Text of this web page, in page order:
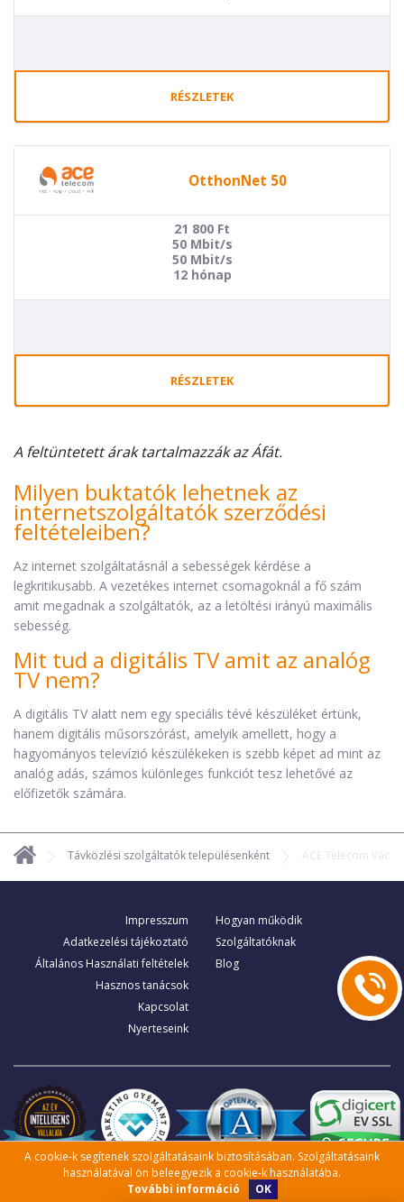
RÉSZLETEK
OtthonNet 50
21 800 Ft
50 Mbit/s
50 Mbit/s
12 hónap
RÉSZLETEK
A feltüntetett árak tartalmazzák az Áfát.
Milyen buktatók lehetnek az
internetszolgáltatók szerződési
feltételeiben?
Az internet szolgáltatásnál a sebességek kérdése a
legkritikusabb. A vezetékes internet csomagoknál a fő szám
amit megadnak a szolgáltatók, az a letöltési irányú maximális
sebesség.
Mit tud a digitális TV amit az analóg
TV nem?
A digitális TV alatt nem egy speciális tévé készüléket értünk,
hanem digitális műsorszórást, amelyik amellett, hogy a
hagyományos televízió készülékeken is szebb képet ad mint az
analóg adás, számos különleges funkciót tesz lehetővé az
előfizetők számára.
Távközlési szolgáltatók településenként ACE Telecom Vác
Impresszum
Adatkezelési tájékoztató
Általános Használati feltételek
Hasznos tanácsok
Kapcsolat
Nyerteseink
Hogyan működik
Szolgáltatóknak
Blog
A cookie-k segítenek szolgáltatásaink biztosításában. Szolgáltatásaink
használatával ön beleegyezik a cookie-k használatába.
További információ
OK